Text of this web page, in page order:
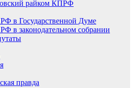
райком КПРФ
в Государственной Думе
в законодательном собрании
правда